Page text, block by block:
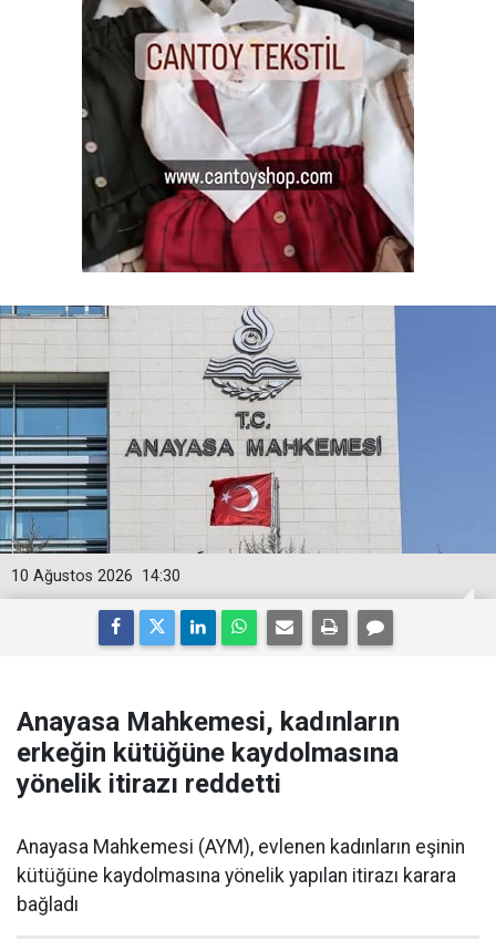
14:30
10 Ağustos 2026
Anayasa Mahkemesi, kadınların
erkeğin kütüğüne kaydolmasına
yönelik itirazı reddetti
Anayasa Mahkemesi (AYM), evlenen kadınların eşinin
kütüğüne kaydolmasına yönelik yapılan itirazı karara
bağladı